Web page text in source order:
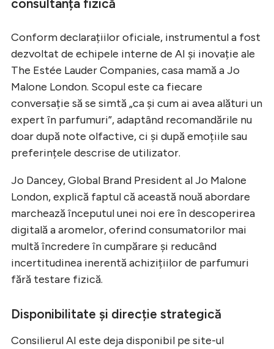
consultanța fizică
Conform declarațiilor oficiale, instrumentul a fost
dezvoltat de echipele interne de AI și inovație ale
The Estée Lauder Companies, casa mamă a Jo
Malone London. Scopul este ca fiecare
conversație să se simtă „ca și cum ai avea alături un
expert în parfumuri”, adaptând recomandările nu
doar după note olfactive, ci și după emoțiile sau
preferințele descrise de utilizator.
Jo Dancey, Global Brand President al Jo Malone
London, explică faptul că această nouă abordare
marchează începutul unei noi ere în descoperirea
digitală a aromelor, oferind consumatorilor mai
multă încredere în cumpărare și reducând
incertitudinea inerentă achizițiilor de parfumuri
fără testare fizică.
Disponibilitate și direcție strategică
Consilierul AI este deja disponibil pe site-ul